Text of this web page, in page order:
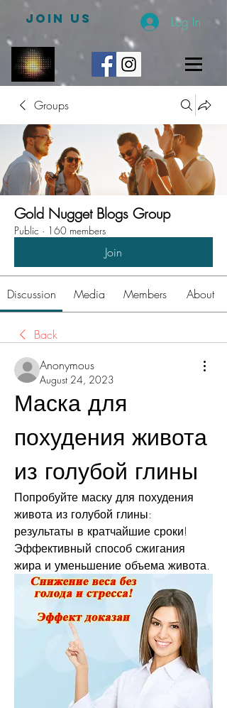
JOIN US Log In
Groups
Gold Nugget Blogs Group
Public · 160 members
Join
Discussion Media Members About
Back
Anonymous
August 24, 2023
Маска для
похудения живота
из голубой глины
Попробуйте маску для похудения
живота из голубой глины:
результаты в кратчайшие сроки!
Эффективный способ сжигания
жира и уменьшение объема живота.